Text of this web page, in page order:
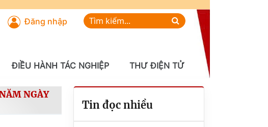
Đăng nhập
ĐIỀU HÀNH TÁC NGHIỆP THƯ ĐIỆN TỬ
NGÀY
Tin đọc nhiều